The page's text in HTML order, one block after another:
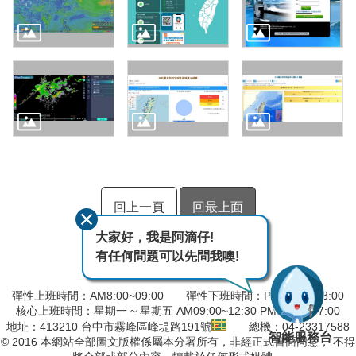
回上一頁 回最上面
彈性上班時間：AM8:00~09:00 彈性下班時間：PM17:00~18:00
核心上班時間：星期一 ~ 星期五 AM09:00~12:30 PM13:30~17:00
地址：413210 台中市霧峰區峰堤路191號
總機：04-23317588
© 2016 本網站全部圖文版權係屬本分署所有，非經正式書面同意， 不得
大家好，我是阿滴仔!
有任何問題可以先問我噢!
智能服務台